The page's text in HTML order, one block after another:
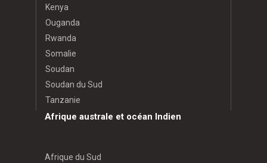
Kenya
Ouganda
Rwanda
Somalie
Soudan
Soudan du Sud
Tanzanie
Afrique australe et océan Indien
Afrique du Sud